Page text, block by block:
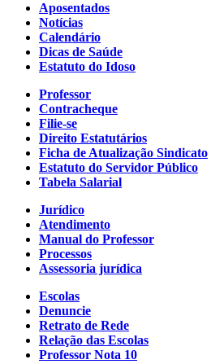
Aposentados
Notícias
Calendário
Dicas de Saúde
Estatuto do Idoso
Professor
Contracheque
Filie-se
Direito Estatutários
Ficha de Atualização Sindicato
Estatuto do Servidor Público
Tabela Salarial
Jurídico
Atendimento
Manual do Professor
Processos
Assessoria jurídica
Escolas
Denuncie
Retrato de Rede
Relação das Escolas
Professor Nota 10